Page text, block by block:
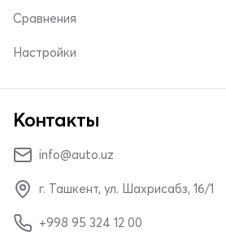
Сравнения
Настройки
Контакты
info@auto.uz
г. Ташкент, ул. Шахрисабз, 16/1
+998 95 324 12 00